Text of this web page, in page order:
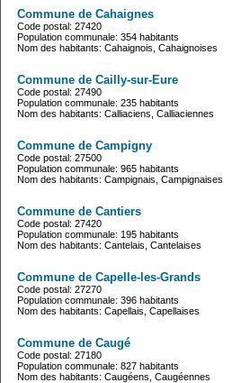
Commune de Cahaignes
Code postal: 27420
Population communale: 354 habitants
Nom des habitants: Cahaignois, Cahaignoises
Commune de Cailly-sur-Eure
Code postal: 27490
Population communale: 235 habitants
Nom des habitants: Calliaciens, Calliaciennes
Commune de Campigny
Code postal: 27500
Population communale: 965 habitants
Nom des habitants: Campignais, Campignaises
Commune de Cantiers
Code postal: 27420
Population communale: 195 habitants
Nom des habitants: Cantelais, Cantelaises
Commune de Capelle-les-Grands
Code postal: 27270
Population communale: 396 habitants
Nom des habitants: Capellais, Capellaises
Commune de Caugé
Code postal: 27180
Population communale: 827 habitants
Nom des habitants: Caugéens, Caugéennes